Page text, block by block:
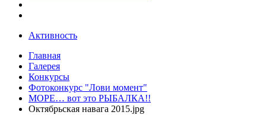
Активность
Главная
Галерея
Конкурсы
Фотоконкурс "Лови момент"
МОРЕ… вот это РЫБАЛКА!!
Октябрьская навага 2015.jpg